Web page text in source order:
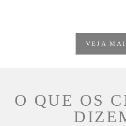
VEJA
O QUE OS